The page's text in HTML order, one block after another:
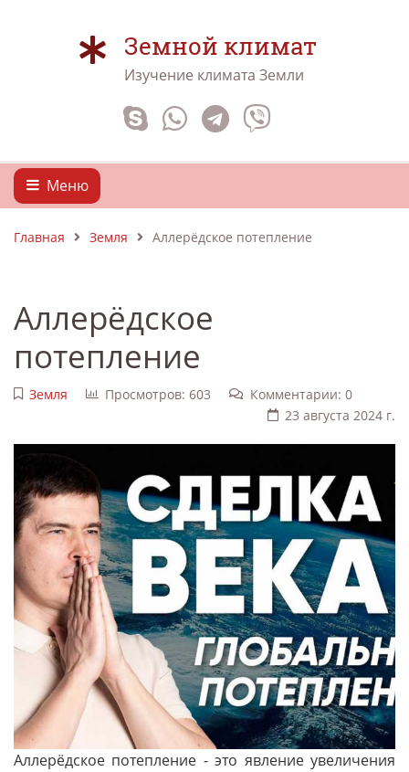
Земной климат
Изучение климата Земли
Меню
Главная Земля Аллерёдское потепление
Аллерёдское
потепление
Земля Просмотров: 603
Комментарии: 0
23 августа 2024 г.
Аллерёдское потепление - это явление увеличения